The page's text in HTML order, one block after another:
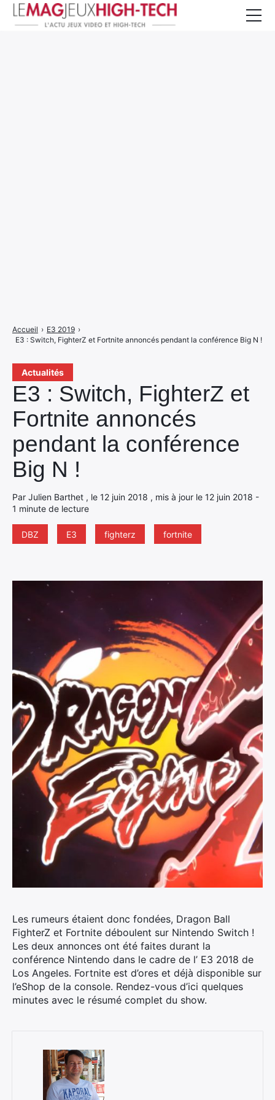
Actualités
E3 : Switch, FighterZ et
Fortnite annoncés
pendant la conférence
Big N !
Par Julien Barthet , le 12 juin 2018 , mis à jour le 12 juin 2018 -
1 minute de lecture
DBZ E3 fighterz fortnite
Accueil › E3 2019 ›
E3 : Switch, FighterZ et Fortnite annoncés pendant la conférence Big N !
Les rumeurs étaient donc fondées, Dragon Ball
FighterZ et Fortnite déboulent sur Nintendo Switch !
Les deux annonces ont été faites durant la
conférence Nintendo dans le cadre de l’ E3 2018 de
Los Angeles. Fortnite est d’ores et déjà disponible sur
l’eShop de la console. Rendez-vous d’ici quelques
minutes avec le résumé complet du show.